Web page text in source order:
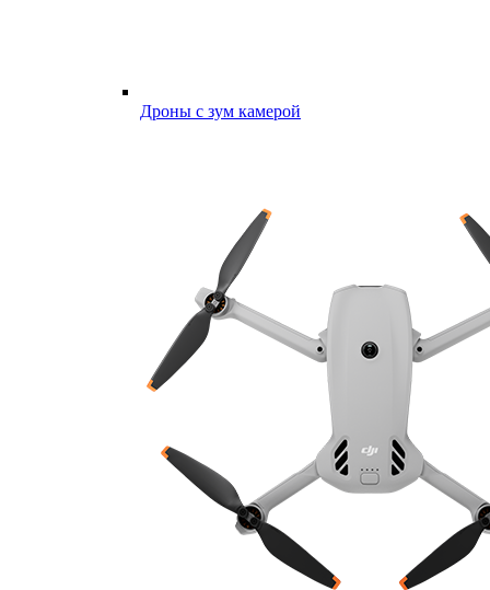
Дроны с зум камерой